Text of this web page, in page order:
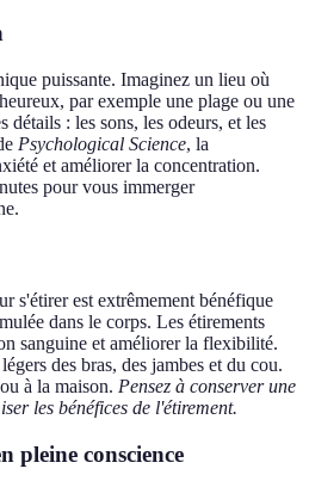
puissante. Imaginez un lieu où
par exemple une plage ou une
détails : les sons, les odeurs, et les
Psychological Science, la
et améliorer la concentration.
pour vous immerger
s'étirer est extrêmement bénéfique
dans le corps. Les étirements
sanguine et améliorer la flexibilité.
des bras, des jambes et du cou.
à la maison. Pensez à conserver une
les bénéfices de l'étirement.
pleine conscience